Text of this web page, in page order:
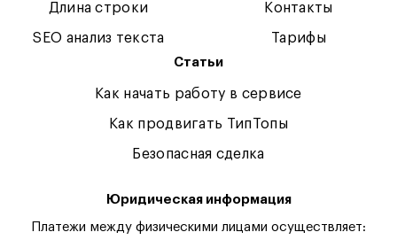
Длина строки
SEO анализ текста
Контакты
Тарифы
Статьи
Как начать работу в сервисе
Как продвигать ТипТопы
Безопасная сделка
Юридическая информация
Платежи между физическими лицами осуществляет: